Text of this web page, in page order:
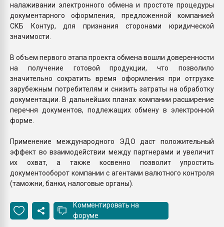
налаживании электронного обмена и простоте процедуры
документарного оформления, предложенной компанией
СКБ Контур, для признания сторонами юридической
значимости.
В объем первого этапа проекта обмена вошли доверенности
на получение готовой продукции, что позволило
значительно сократить время оформления при отгрузке
зарубежным потребителям и снизить затраты на обработку
документации. В дальнейших планах компании расширение
перечня документов, подлежащих обмену в электронной
форме.
Применение международного ЭДО даст положительный
эффект во взаимодействии между партнерами и увеличит
их охват, а также косвенно позволит упростить
документооборот компании с агентами валютного контроля
(таможни, банки, налоговые органы).
Комментировать на
форуме